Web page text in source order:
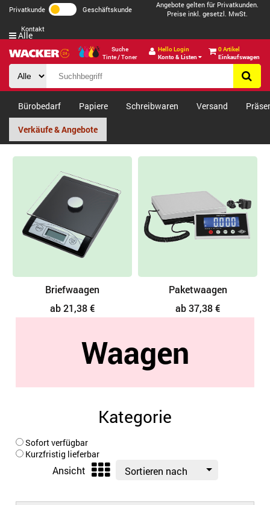
Privatkunde Geschäftskunde
Angebote gelten für Privatkunden.
Preise inkl. gesetzl. MwSt.
Kontakt
Suche
Tinte / Toner
Hello Login
Konto & Listen
0 Artikel
Einkaufswagen
Alle
Bürobedarf Papiere Schreibwaren Versand
Verkäufe & Angebote
Briefwaagen
ab 21,38 €
Paketwaagen
ab 37,38 €
Waagen
Kategorie
Sofort verfügbar
Kurzfristig lieferbar
Ansicht Sortieren nach